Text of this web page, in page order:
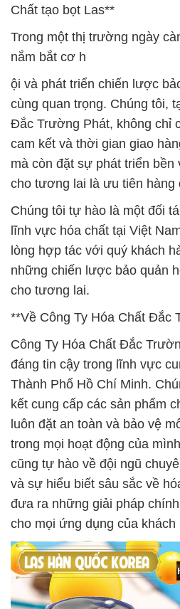
Chất tạo bọt Las**
Trong một thị trường ngày
nắm bắt cơ h
ội và phát triển chiến lược
cùng quan trọng. Chúng tôi,
Đắc Trường Phát, không chỉ
cam kết và thời gian giao
mà còn đặt sự phát triển
cho tương lai là ưu tiên hàng
Chúng tôi tự hào là một đối
lĩnh vực hóa chất tại Việt
lòng hợp tác với quý khách
những chiến lược bảo quản
cho tương lai.
**Về Công Ty Hóa Chất Đắc
Công Ty Hóa Chất Đắc
đáng tin cậy trong lĩnh vực
Thành Phố Hồ Chí Minh.
kết cung cấp các sản phẩm
luôn đặt an toàn và bảo vệ
trong mọi hoạt động của
cũng tự hào về đội ngũ
và sự hiểu biết sâu sắc về
đưa ra những giải pháp
cho mọi ứng dụng của khách